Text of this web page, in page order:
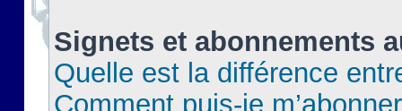
Signets et abonnements
Quelle est la différence
Comment puis-je